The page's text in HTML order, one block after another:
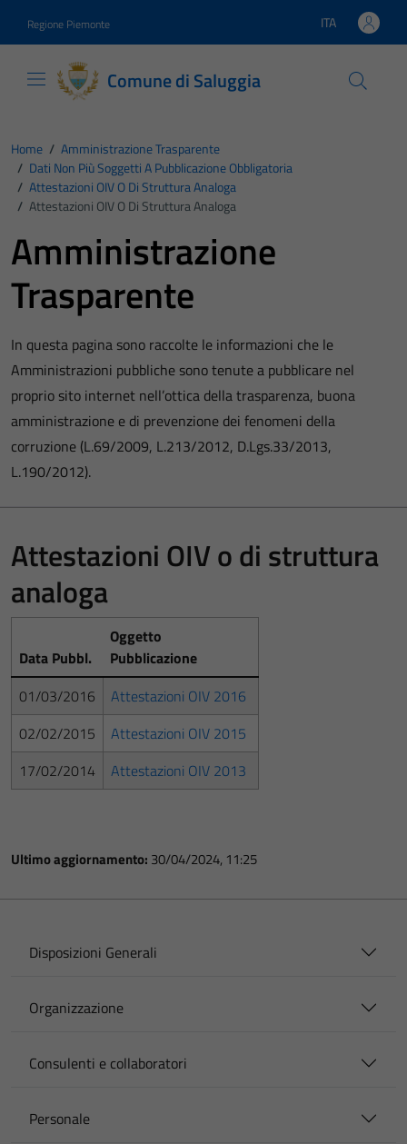
Regione Piemonte Lingua attiva:
ITA
Comune di Saluggia
Home / Amministrazione Trasparente
/ Dati Non Più Soggetti A Pubblicazione Obbligatoria
/ Attestazioni OIV O Di Struttura Analoga
/ Attestazioni OIV O Di Struttura Analoga
Amministrazione
Trasparente
In questa pagina sono raccolte le informazioni che le
Amministrazioni pubbliche sono tenute a pubblicare nel
proprio sito internet nell’ottica della trasparenza, buona
amministrazione e di prevenzione dei fenomeni della
corruzione (L.69/2009, L.213/2012, D.Lgs.33/2013,
L.190/2012).
Attestazioni OIV o di struttura
analoga
Data Pubbl.
Oggetto
Pubblicazione
01/03/2016
Attestazioni OIV 2016
02/02/2015
Attestazioni OIV 2015
17/02/2014
Attestazioni OIV 2013
Ultimo aggiornamento: 30/04/2024, 11:25
Disposizioni Generali
Organizzazione
Consulenti e collaboratori
Personale